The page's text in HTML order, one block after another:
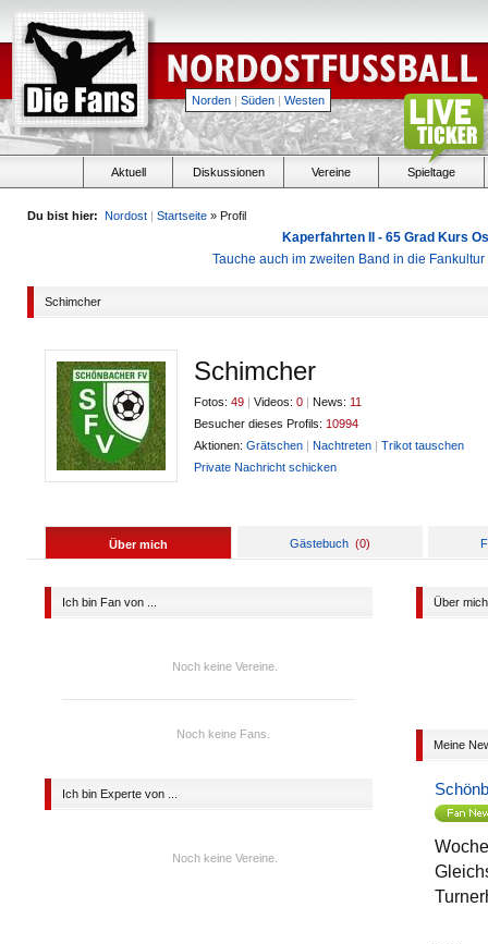
Norden | Süden | Westen
Aktuell Diskussionen Vereine Spieltage
Du bist hier: Nordost | Startseite » Profil
Kaperfahrten II - 65 Grad Kurs
Tauche auch im zweiten Band in die
Schimcher
Schimcher
Fotos: 49 | Videos: 0 | News: 11
Besucher dieses Profils: 10994
Aktionen: Grätschen | Nachtreten | Trikot tauschen
Private Nachricht schicken
Über mich Gästebuch (0)
Ich bin Fan von ...
Noch keine Vereine.
Noch keine Fans.
Ich bin Experte von ...
Noch keine Vereine.
Über mich
Meine